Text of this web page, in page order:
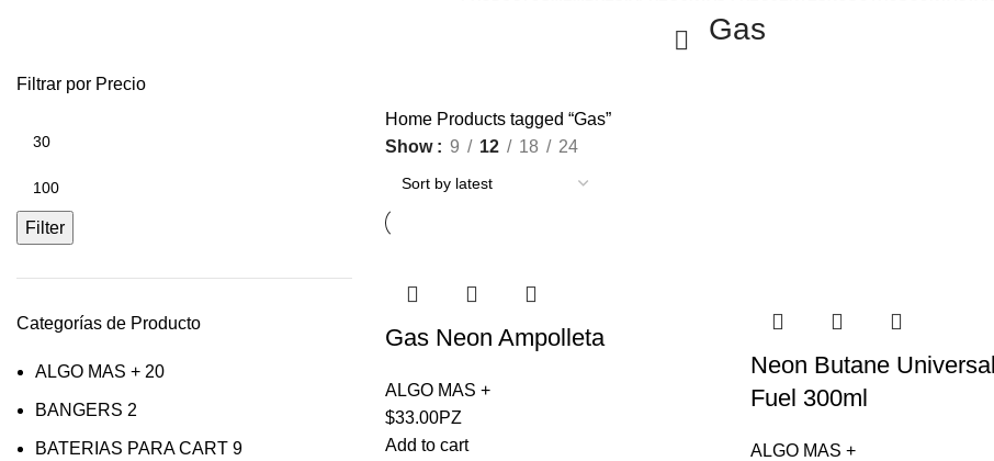
Gas
Filtrar por Precio
Filter
Categorías de Producto
ALGO MAS + 20
BANGERS 2
BATERIAS PARA CART 9
Home Products tagged “Gas”
Show
9 12 18 24
Gas Neon Ampolleta
ALGO MAS +
$33.00PZ
Add to cart
Neon Butane
Fuel 300ml
ALGO MAS +